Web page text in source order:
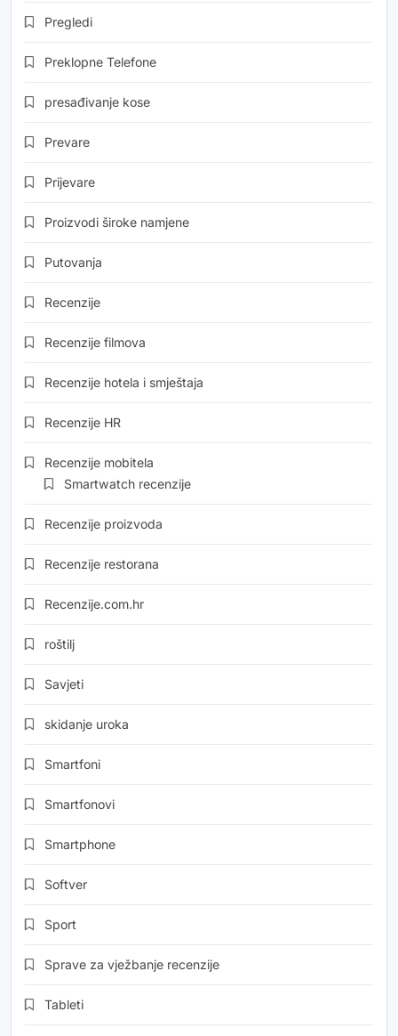
Pregledi
Preklopne Telefone
presađivanje kose
Prevare
Prijevare
Proizvodi široke namjene
Putovanja
Recenzije
Recenzije filmova
Recenzije hotela i smještaja
Recenzije HR
Recenzije mobitela
Smartwatch recenzije
Recenzije proizvoda
Recenzije restorana
Recenzije.com.hr
roštilj
Savjeti
skidanje uroka
Smartfoni
Smartfonovi
Smartphone
Softver
Sport
Sprave za vježbanje recenzije
Tableti